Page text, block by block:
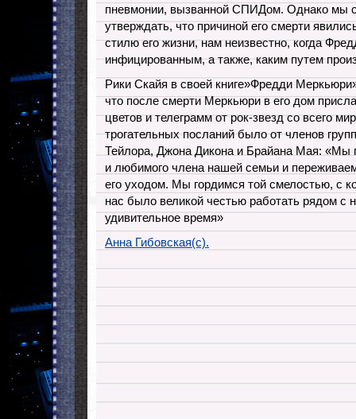
пневмонии, вызванной СПИДом. Однако мы
утверждать, что причиной его смерти
стилю его жизни, нам неизвестно, когда
инфицированным, а также, каким путем
Рики Скайя в своей книге»Фредди
что после смерти Меркьюри в его дом
цветов и телеграмм от рок-звезд со всего
трогательных посланий было от членов
Тейлора, Джона Дикона и Брайана Мая: «Мы
и любимого члена нашей семьи и
его уходом. Мы гордимся той смелостью, с
нас было великой честью работать рядом с
удивительное время»
Анна Гибовская(с).